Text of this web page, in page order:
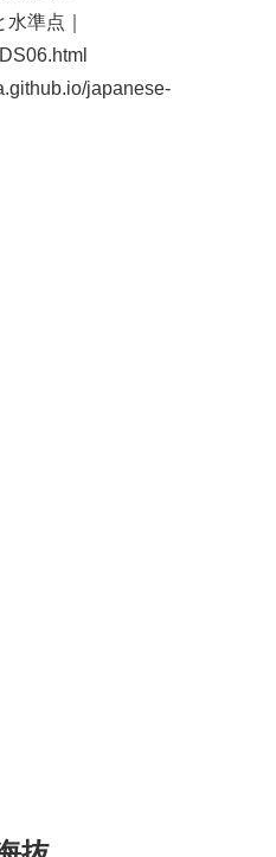
準点｜
japanese-